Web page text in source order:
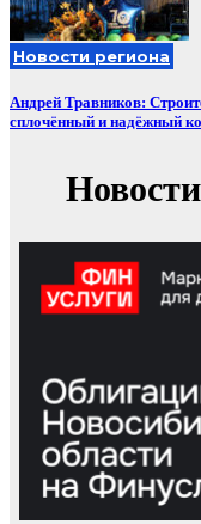
Новости региона
Андрей Травников:
сплочённый и надёжный